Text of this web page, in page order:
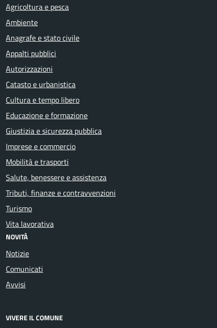
Agricoltura e pesca
Ambiente
Anagrafe e stato civile
Appalti pubblici
Autorizzazioni
Catasto e urbanistica
Cultura e tempo libero
Educazione e formazione
Giustizia e sicurezza pubblica
Imprese e commercio
Mobilità e trasporti
Salute, benessere e assistenza
Tributi, finanze e contravvenzioni
Turismo
Vita lavorativa
NOVITÀ
Notizie
Comunicati
Avvisi
VIVERE IL COMUNE